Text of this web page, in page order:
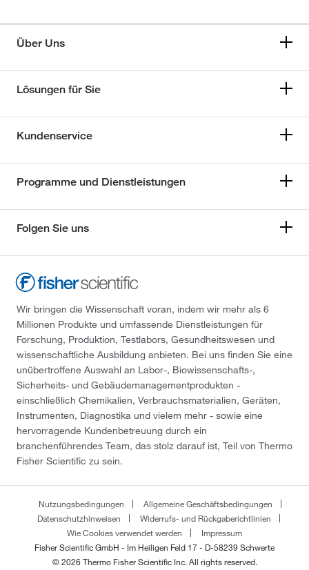
Über Uns
Lösungen für Sie
Kundenservice
Programme und Dienstleistungen
Folgen Sie uns
Wir bringen die Wissenschaft voran, indem wir mehr als 6
Millionen Produkte und umfassende Dienstleistungen für
Forschung, Produktion, Testlabors, Gesundheitswesen und
wissenschaftliche Ausbildung anbieten. Bei uns finden Sie eine
unübertroffene Auswahl an Labor-, Biowissenschafts-,
Sicherheits- und Gebäudemanagementprodukten -
einschließlich Chemikalien, Verbrauchsmaterialien, Geräten,
Instrumenten, Diagnostika und vielem mehr - sowie eine
hervorragende Kundenbetreuung durch ein
branchenführendes Team, das stolz darauf ist, Teil von Thermo
Fisher Scientific zu sein.
Nutzungsbedingungen
Allgemeine Geschäftsbedingungen
Datenschutzhinweisen
Widerrufs- und Rückgaberichtlinien
Wie Cookies verwendet werden
Impressum
Fisher Scientific GmbH - Im Heiligen Feld 17 - D-58239 Schwerte
© 2026 Thermo Fisher Scientific Inc. All rights reserved.